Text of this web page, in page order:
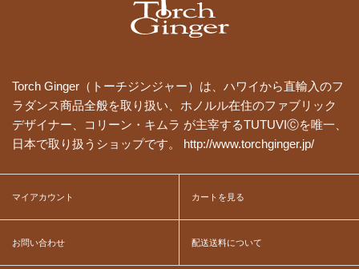
Torch Ginger（トーチジンジャー）は、ハワイから直輸入のフ
ラダンス商品全般を取り扱い、ホノルル在住のファブリック
デザイナー、コリーン・キムラ が主宰するTUTUVIⒸを唯一、
日本で取り扱うショップです。 http://www.torchginger.jp/
マイアカウント カートを見る
お問い合わせ 配送送料について